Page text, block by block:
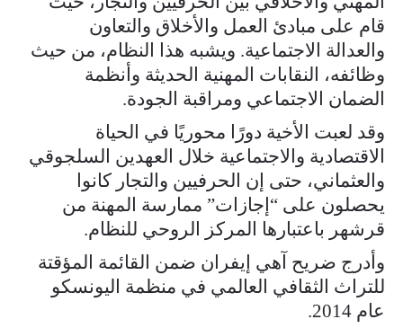
قام على مبادئ العمل والأخلاق والتعاون
والعدالة الاجتماعية. ويشبه هذا النظام، من حيث
وظائفه، النقابات المهنية الحديثة وأنظمة
الضمان الاجتماعي ومراقبة الجودة.
وقد لعبت الأخية دورًا محوريًا في الحياة
الاقتصادية والاجتماعية خلال العهدين السلجوقي
والعثماني، حتى إن الحرفيين والتجار كانوا
يحصلون على “إجازات” ممارسة المهنة من
قرشهر باعتبارها المركز الروحي للنظام.
وأدرج ضريح آهي إيفران ضمن القائمة المؤقتة
للتراث الثقافي العالمي في منظمة اليونسكو
عام 2014.